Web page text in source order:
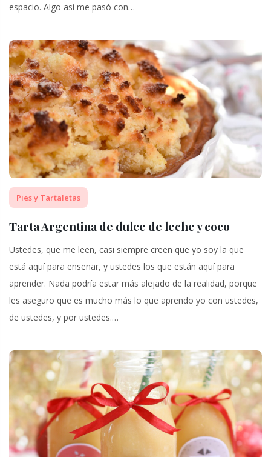
espacio. Algo así me pasó con…
Pies y Tartaletas
Tarta Argentina de dulce de leche y coco
Ustedes, que me leen, casi siempre creen que yo soy la que
está aquí para enseñar, y ustedes los que están aquí para
aprender. Nada podría estar más alejado de la realidad, porque
les aseguro que es mucho más lo que aprendo yo con ustedes,
de ustedes, y por ustedes.…